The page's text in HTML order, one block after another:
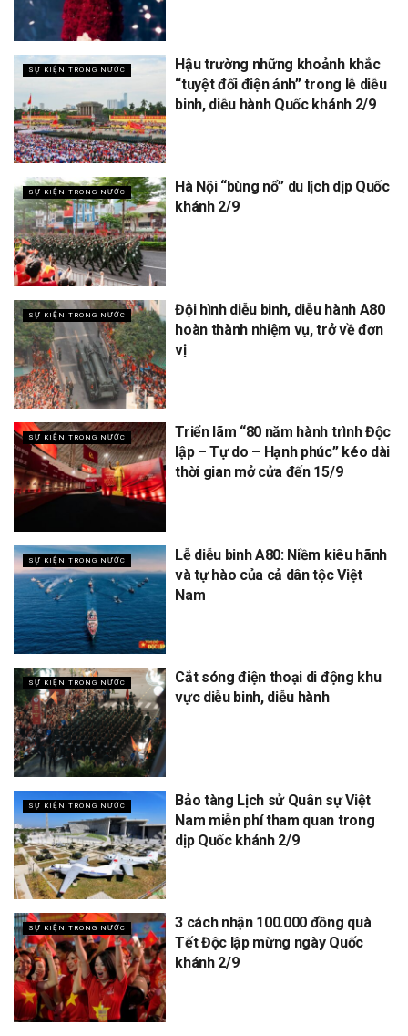
SỰ KIỆN TRONG NƯỚC
Hậu trường những khoảnh khắc
“tuyệt đối điện ảnh” trong lễ diễu
binh, diễu hành Quốc khánh 2/9
SỰ KIỆN TRONG NƯỚC
Hà Nội “bùng nổ” du lịch dịp Quốc
khánh 2/9
SỰ KIỆN TRONG NƯỚC
Đội hình diễu binh, diễu hành A80
hoàn thành nhiệm vụ, trở về đơn
vị
SỰ KIỆN TRONG NƯỚC
Triển lãm “80 năm hành trình Độc
lập – Tự do – Hạnh phúc” kéo dài
thời gian mở cửa đến 15/9
SỰ KIỆN TRONG NƯỚC
Lễ diễu binh A80: Niềm kiêu hãnh
và tự hào của cả dân tộc Việt
Nam
SỰ KIỆN TRONG NƯỚC
Cắt sóng điện thoại di động khu
vực diễu binh, diễu hành
SỰ KIỆN TRONG NƯỚC
Bảo tàng Lịch sử Quân sự Việt
Nam miễn phí tham quan trong
dịp Quốc khánh 2/9
SỰ KIỆN TRONG NƯỚC
3 cách nhận 100.000 đồng quà
Tết Độc lập mừng ngày Quốc
khánh 2/9